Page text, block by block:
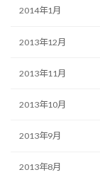
2014年1月
2013年12月
2013年11月
2013年10月
2013年9月
2013年8月